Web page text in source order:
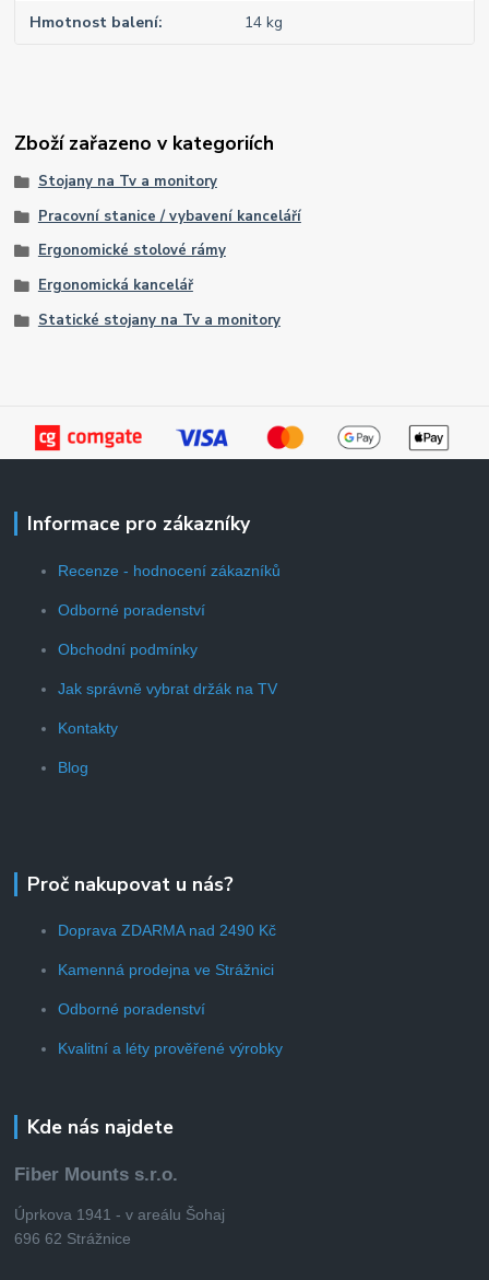
Hmotnost balení 14 kg
Zboží zařazeno v kategoriích
Stojany na Tv a monitory
Pracovní stanice / vybavení kanceláří
Ergonomické stolové rámy
Ergonomická kancelář
Statické stojany na Tv a monitory
Informace pro zákazníky
Recenze - hodnocení zákazníků
Odborné poradenství
Obchodní podmínky
Jak správně vybrat držák na TV
Kontakty
Blog
Proč nakupovat u nás?
Doprava ZDARMA nad 2490 Kč
Kamenná prodejna ve Strážnici
Odborné poradenství
Kvalitní a léty prověřené výrobky
Kde nás najdete
Fiber Mounts s.r.o.
Úprkova 1941 - v areálu Šohaj
696 62 Strážnice